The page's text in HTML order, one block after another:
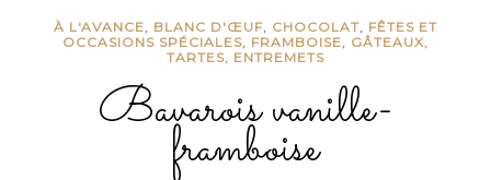
À L'AVANCE, BLANC D'ŒUF, CHOCOLAT, FÊTES ET
OCCASIONS SPÉCIALES, FRAMBOISE, GÂTEAUX,
TARTES, ENTREMETS
Bavarois vanille-
framboise